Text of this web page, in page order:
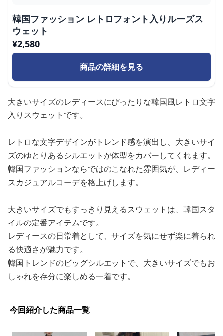
韓国ファッション レトロフォント入りルーズス
ウェット
¥2,580
商品の詳細を見る
大きいサイズのレディースにぴったりな韓国風レトロ文字
入りスウェットです。
レトロな文字デザインがトレンド感を演出し、大きいサイ
ズのゆとりあるシルエットが体型をカバーしてくれます。
韓国ファッションならではのこなれた雰囲気が、レディー
スカジュアルコーデを格上げします。
大きいサイズでもすっきり見えるスウェットは、韓国スタ
イルの定番アイテムです。
レディースの日常着として、サイズを気にせず楽に着られ
る快適さが魅力です。
韓国トレンドのビッグシルエットで、大きいサイズでもお
しゃれを存分に楽しめる一着です。
今回紹介した商品一覧